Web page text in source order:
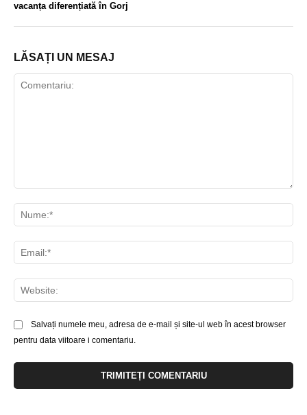
vacanța diferențiată în Gorj
LĂSAȚI UN MESAJ
Salvați numele meu, adresa de e-mail și site-ul web în acest browser
pentru data viitoare i comentariu.